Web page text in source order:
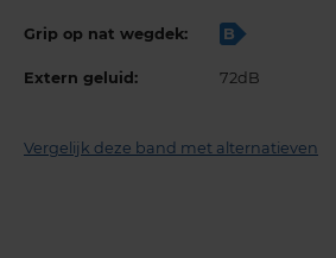
Grip op nat wegdek: B
Extern geluid: 72dB
Vergelijk deze band met alternatieven